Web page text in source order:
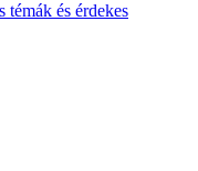
témák és érdekes